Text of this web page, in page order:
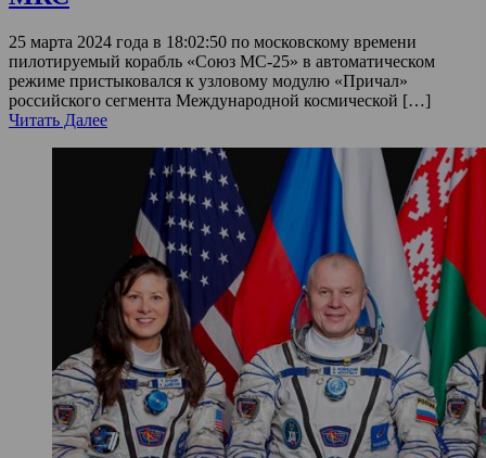
25 марта 2024 года в 18:02:50 по московскому времени
пилотируемый корабль «Союз МС-25» в автоматическом
режиме пристыковался к узловому модулю «Причал»
российского сегмента Международной космической […]
Читать Далее